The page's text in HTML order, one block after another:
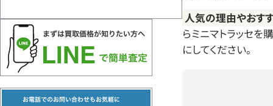
人気の理由やおす
らミニマトラッセを
にしてください。